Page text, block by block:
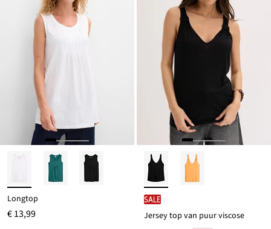
Longtop
€ 13,99
SALE
Jersey top van puur viscose